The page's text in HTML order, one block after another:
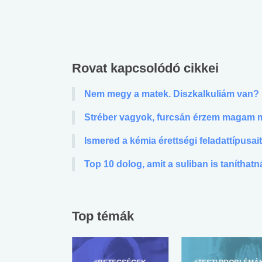
Rovat kapcsolódó cikkei
Nem megy a matek. Diszkalkuliám van?
Stréber vagyok, furcsán érzem magam
Ismered a kémia érettségi
Top 10 dolog, amit a suliban is
Top témák